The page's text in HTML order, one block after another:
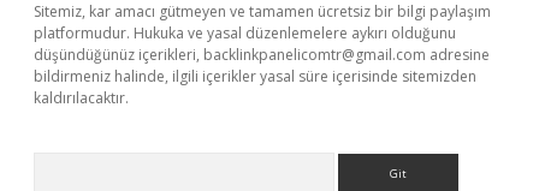
Sitemiz, kar amacı gütmeyen ve tamamen ücretsiz bir bilgi paylaşım
platformudur. Hukuka ve yasal düzenlemelere aykırı olduğunu
düşündüğünüz içerikleri, backlinkpanelicomtr@gmail.com adresine
bildirmeniz halinde, ilgili içerikler yasal süre içerisinde sitemizden
kaldırılacaktır.